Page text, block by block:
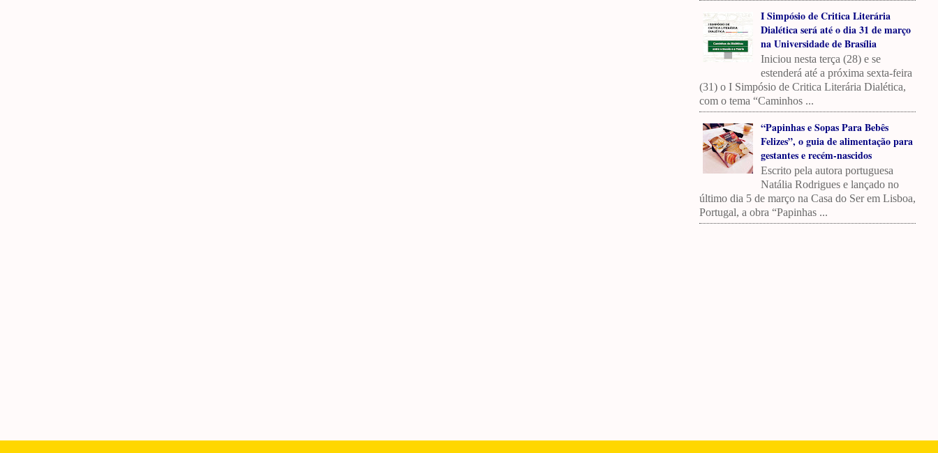
I Simpósio de Critica Literária
Dialética será até o dia 31 de março
na Universidade de Brasília
Iniciou nesta terça (28) e se
estenderá até a próxima sexta-feira
(31) o I Simpósio de Critica Literária Dialética,
com o tema “Caminhos ...
“Papinhas e Sopas Para Bebês
Felizes”, o guia de alimentação para
gestantes e recém-nascidos
Escrito pela autora portuguesa
Natália Rodrigues e lançado no
último dia 5 de março na Casa do Ser em Lisboa,
Portugal, a obra “Papinhas ...